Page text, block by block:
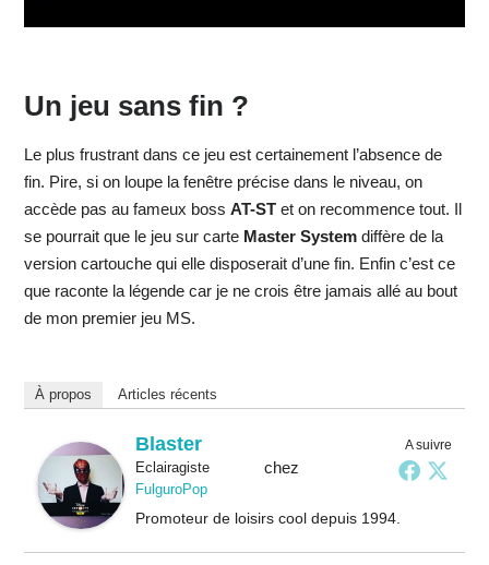
Un jeu sans fin ?
Le plus frustrant dans ce jeu est certainement l’absence de
fin. Pire, si on loupe la fenêtre précise dans le niveau, on
accède pas au fameux boss AT-STet on recommence tout. Il
se pourrait que le jeu sur carte Master Systemdiffère de la
version cartouche qui elle disposerait d’une fin. Enfin c’est ce
que raconte la légende car je ne crois être jamais allé au bout
de mon premier jeu MS.
À propos Articles récents
A suivre
Blaster
Eclairagistechez
FulguroPop
Promoteur de loisirs cool depuis 1994.